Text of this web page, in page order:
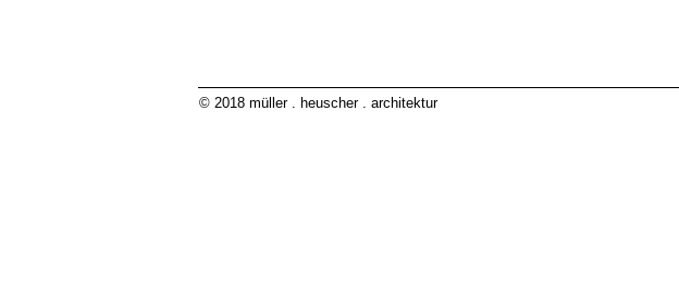
© 2018 müller . heuscher . architektur